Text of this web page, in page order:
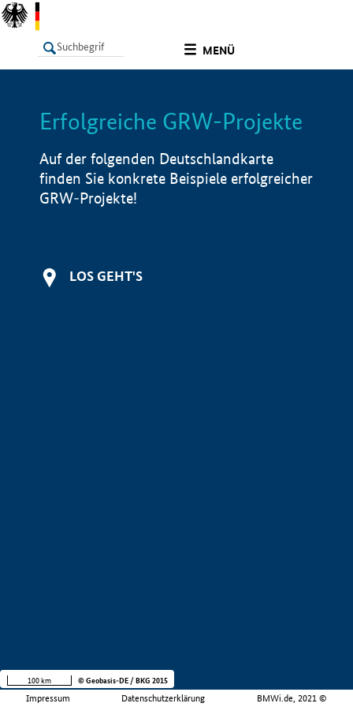
MENÜ
LISTE Info
Erfolgreiche GRW-Projekte
Auf der folgenden Deutschlandkarte
finden Sie konkrete Beispiele erfolgreicher
GRW-Projekte!
LOS GEHT'S
Impressum Datenschutzerklärung BMWi.de, 2021 ©
100 km © Geobasis-DE / BKG 2015